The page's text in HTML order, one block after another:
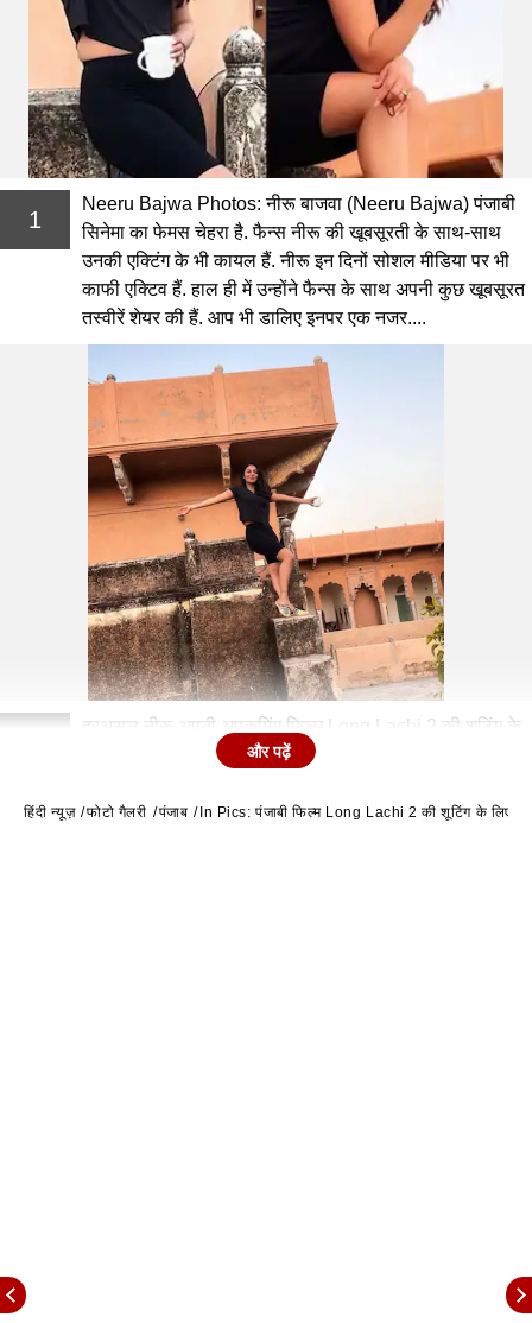
1
Neeru Bajwa Photos: नीरू बाजवा (Neeru Bajwa) पंजाबी
सिनेमा का फेमस चेहरा है. फैन्स नीरू की खूबसूरती के साथ-साथ
उनकी एक्टिंग के भी कायल हैं. नीरू इन दिनों सोशल मीडिया पर भी
काफी एक्टिव हैं. हाल ही में उन्होंने फैन्स के साथ अपनी कुछ खूबसूरत
तस्वीरें शेयर की हैं. आप भी डालिए इनपर एक नजर....
दरअसल नीरू अपनी अपकमिंग फिल्म Long Lachi 2 की शूटिंग के
लिए राजस्थान पहुंची हैं.
और पढ़ें
हिंदी न्यूज़ फोटो गैलरी पंजाब In Pics: पंजाबी फिल्म Long Lachi 2 की शूटिंग के लिए